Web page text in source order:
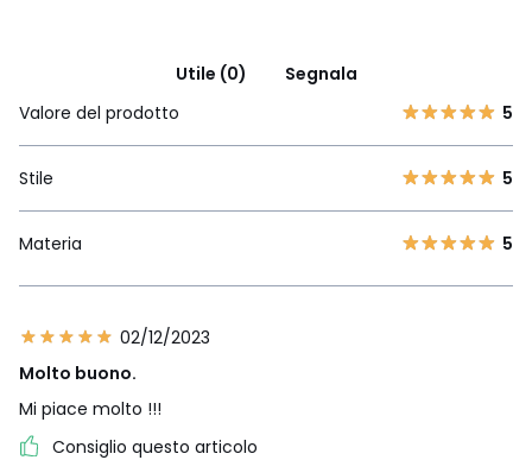
Utile (0)
Segnala
Valore del prodotto
5
Stile 5
Materia 5
02/12/2023
Molto buono.
Mi piace molto !!!
Consiglio questo articolo